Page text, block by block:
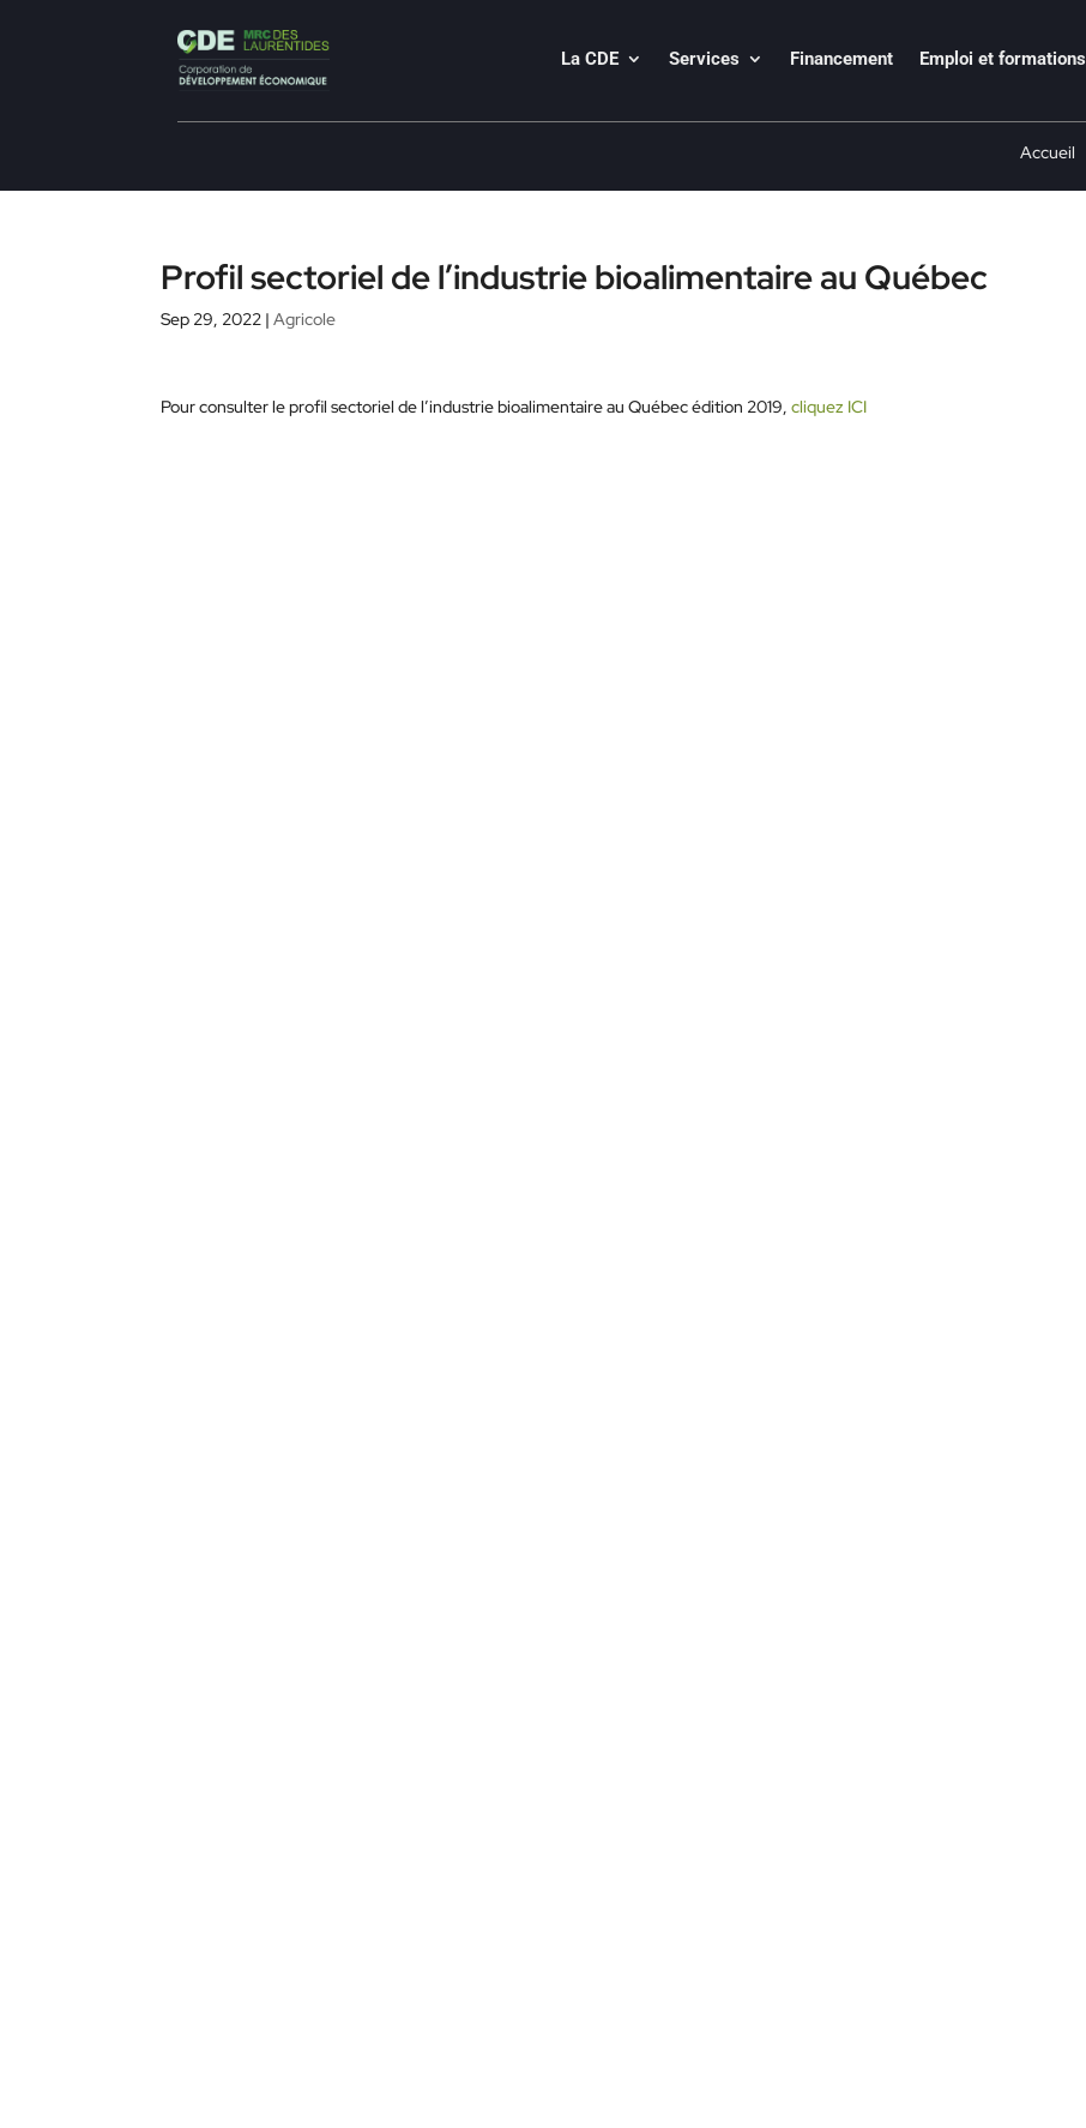
La CDE Services Financement Emploi et formations
Accueil
Profil sectoriel de l’industrie bioalimentaire au Québec
Sep 29, 2022 |Agricole
Pour consulter le profil sectoriel de l’industrie bioalimentaire au Québec édition 2019,cliquez ICI